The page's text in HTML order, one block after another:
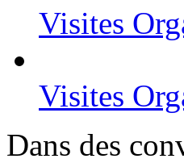
Visites
Visites
Dans des